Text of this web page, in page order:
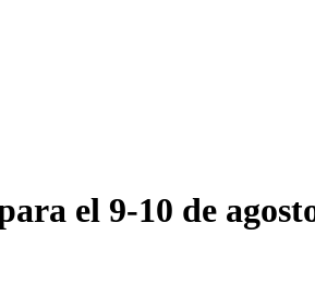
el 9-10 de